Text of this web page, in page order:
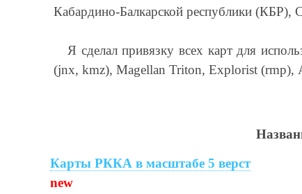
Кабардино-Балкарской республики
Я сделал привязку всех карт для
(jnx, kmz), Magellan Triton, Explorist (rmp),
Карты РККА в масштабе 5 верст
new